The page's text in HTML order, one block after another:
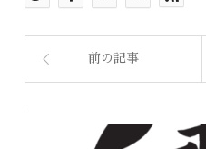
前の記事